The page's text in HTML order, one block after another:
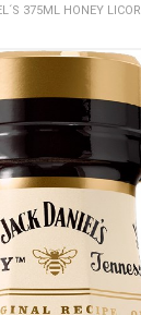
375ML HONEY LICOR